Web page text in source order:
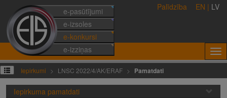
e-pasūtījumi
e-izsoles
e-konkursi
e-izziņas
Palīdzība EN | LV
Iepirkumi LNSC 2022/4/AK/ERAF Pamatdati
Iepirkuma pamatdati